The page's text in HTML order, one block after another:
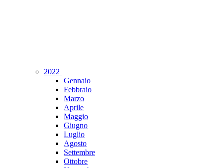
2022
Gennaio
Febbraio
Marzo
Aprile
Maggio
Giugno
Luglio
Agosto
Settembre
Ottobre